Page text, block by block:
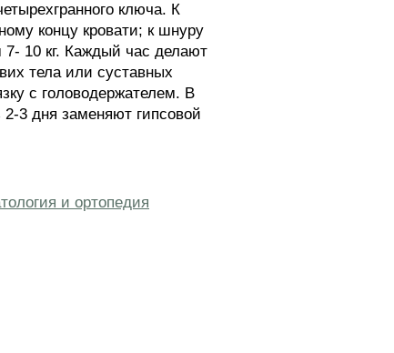
ключа. К
концу кровати; к шнуру
10 кг. Каждый час делают
тела или суставных
с головодержателем. В
3 дня заменяют гипсовой
и ортопедия